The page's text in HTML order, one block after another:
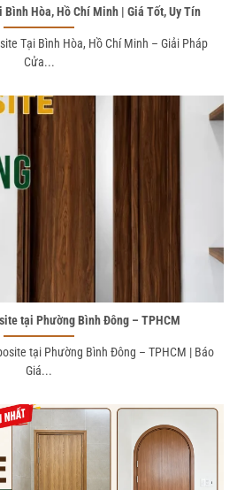
Hòa, Hồ Chí Minh | Giá Tốt, Uy Tín
Tại Bình Hòa, Hồ Chí Minh – Giải Pháp
Cửa...
tại Phường Bình Đông – TPHCM
tại Phường Bình Đông – TPHCM | Báo
Giá...